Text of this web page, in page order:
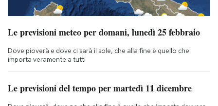
Le previsioni meteo per domani, lunedì 25 febbraio
Dove pioverà e dove ci sarà il sole, che alla fine è quello che
importa veramente a tutti
Le previsioni del tempo per martedì 11 dicembre